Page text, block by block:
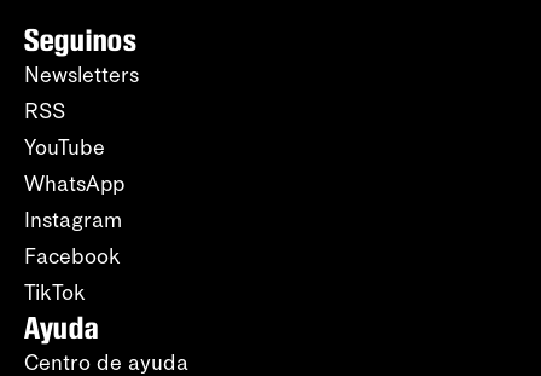
Seguinos
Newsletters
RSS
YouTube
WhatsApp
Instagram
Facebook
TikTok
Ayuda
Centro de ayuda